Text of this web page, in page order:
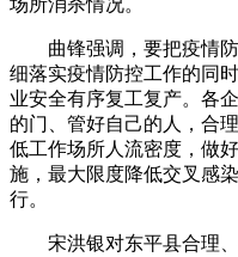
场所消杀情况。
曲锋强调，要把疫情防
细落实疫情防控工作的同
业安全有序复工复产。各
的门、管好自己的人，合
低工作场所人流密度，做
施，最大限度降低交叉感
行。
宋洪银对东平县合理、